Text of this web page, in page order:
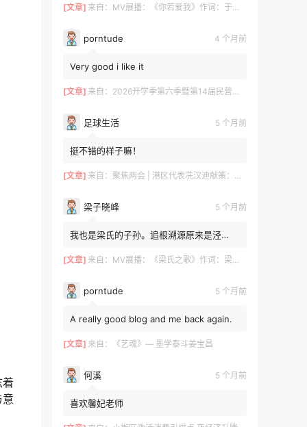
[文章] 来自： MV展播：《你若爱我》作词：于术芹 作曲：高明军 演唱：于萌萌
porntude 4 个月前
Very good i like it
[文章] 来自： 2026开学季第六季暨第14届民营企业家论坛在长沙举行 ——700余位湘商共探“新机遇·新财富·新传承”
足球生活 5 个月前
挺不错的样子嘛！
[文章] 来自： 聚焦两会 | 港区代表冼汉迪献策：科技+文旅融合，绘就高质量发展新图景
梁子晓峰 5 个月前
我也是梁氏的子孙。追根溯源原来是泾
感觉是一个旁枝。泾川倒是...
[文章] 来自： MV展播：《梁氏之歌》作词：梁自然 梁敬岩 梁菊友 作曲：李红俊 梁敬岩 演唱：郝立勇
porntude 5 个月前
A really good blog and me back again.
[文章] 来自： 《艺魂》— 墨学泰斗姜宝昌
何溪 5 个月前
喜欢馨妃老师